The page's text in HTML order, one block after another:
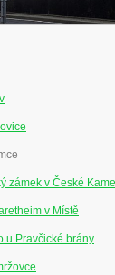
zámek v České
v Místě
u Pravčické brány